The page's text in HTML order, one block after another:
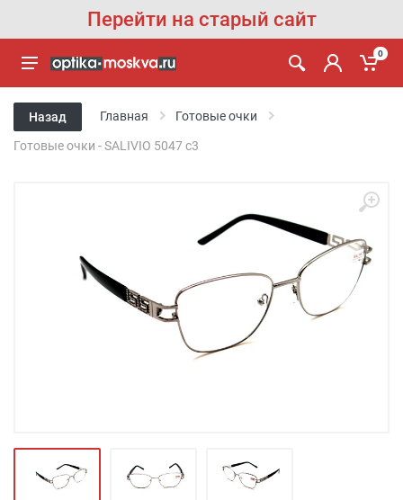
Перейти на старый сайт
0
Назад Главная Готовые очки
Готовые очки - SALIVIO 5047 с3